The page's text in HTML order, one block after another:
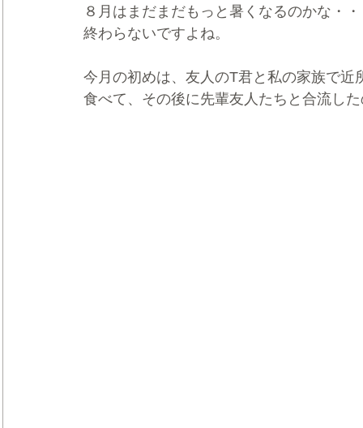
８月はまだまだもっと暑くなるのかな・
終わらないですよね。
今月の初めは、友人のT君と私の家族で近
食べて、その後に先輩友人たちと合流し